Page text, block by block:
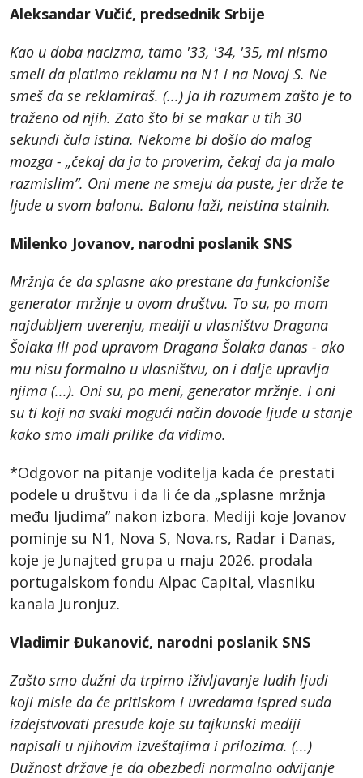
Aleksandar Vučić, predsednik Srbije
Kao u doba nacizma, tamo '33, '34, '35, mi nismo
smeli da platimo reklamu na N1 i na Novoj S. Ne
smeš da se reklamiraš. (...) Ja ih razumem zašto je to
traženo od njih. Zato što bi se makar u tih 30
sekundi čula istina. Nekome bi došlo do malog
mozga - „čekaj da ja to proverim, čekaj da ja malo
razmislim”. Oni mene ne smeju da puste, jer drže te
ljude u svom balonu. Balonu laži, neistina stalnih.
Milenko Jovanov, narodni poslanik SNS
Mržnja će da splasne ako prestane da funkcioniše
generator mržnje u ovom društvu. To su, po mom
najdubljem uverenju, mediji u vlasništvu Dragana
Šolaka ili pod upravom Dragana Šolaka danas - ako
mu nisu formalno u vlasništvu, on i dalje upravlja
njima (...). Oni su, po meni, generator mržnje. I oni
su ti koji na svaki mogući način dovode ljude u stanje
kako smo imali prilike da vidimo.
*Odgovor na pitanje voditelja kada će prestati
podele u društvu i da li će da „splasne mržnja
među ljudima” nakon izbora. Mediji koje Jovanov
pominje su N1, Nova S, Nova.rs, Radar i Danas,
koje je Junajted grupa u maju 2026. prodala
portugalskom fondu Alpac Capital, vlasniku
kanala Juronjuz.
Vladimir Đukanović, narodni poslanik SNS
Zašto smo dužni da trpimo iživljavanje ludih ljudi
koji misle da će pritiskom i uvredama ispred suda
izdejstvovati presude koje su tajkunski mediji
napisali u njihovim izveštajima i prilozima. (...)
Dužnost države je da obezbedi normalno odvijanje